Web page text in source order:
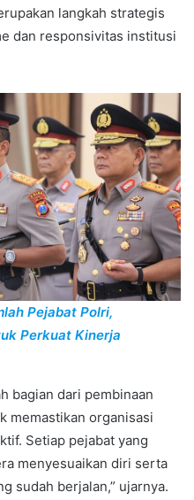
langkah strategis
dan responsivitas institusi
Pejabat Polri,
Perkuat Kinerja
bagian dari pembinaan
memastikan organisasi
Setiap pejabat yang
menyesuaikan diri serta
sudah berjalan,” ujarnya.